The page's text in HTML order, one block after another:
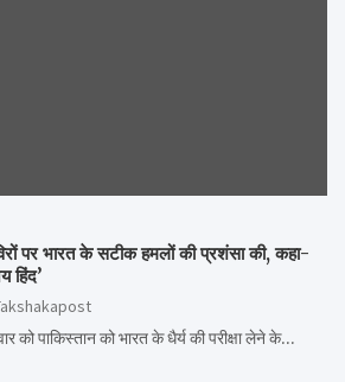
पर भारत के सटीक हमलों की प्रशंसा की, कहा-
हिंद’
को पाकिस्तान को भारत के धैर्य की परीक्षा लेने के…